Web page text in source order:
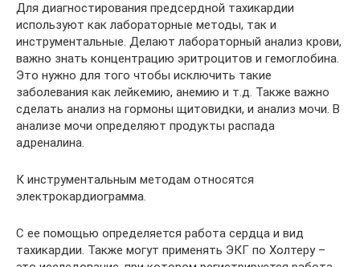
Для диагностирования предсердной тахикардии
используют как лабораторные методы, так и
инструментальные. Делают лабораторный анализ крови,
важно знать концентрацию эритроцитов и гемоглобина.
Это нужно для того чтобы исключить такие
заболевания как лейкемию, анемию и т.д. Также важно
сделать анализ на гормоны щитовидки, и анализ мочи. В
анализе мочи определяют продукты распада
адреналина.
К инструментальным методам относятся
электрокардиограмма.
С ее помощью определяется работа сердца и вид
тахикардии. Также могут применять ЭКГ по Холтеру –